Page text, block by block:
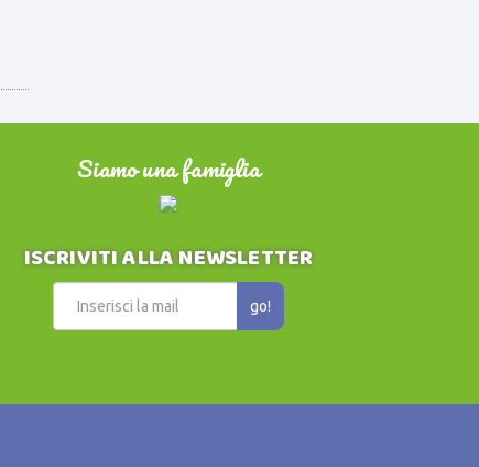
Siamo una famiglia
ISCRIVITI ALLA NEWSLETTER
go!